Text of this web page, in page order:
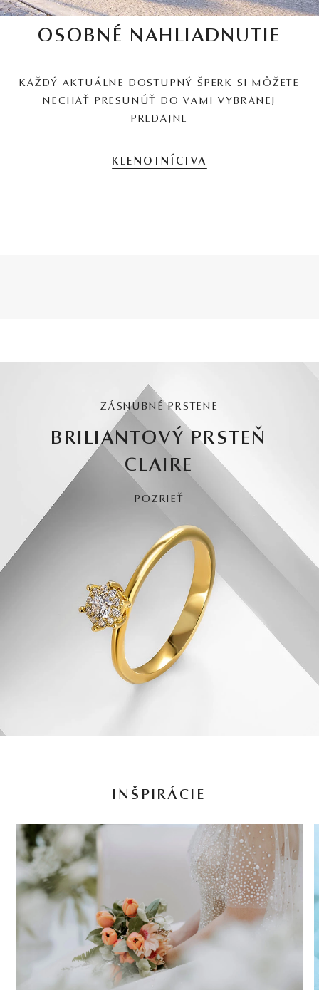
OSOBNÉ NAHLIADNUTIE
KAŽDÝ AKTUÁLNE DOSTUPNÝ ŠPERK SI MÔŽETE
NECHAŤ PRESUNÚŤ DO VAMI VYBRANEJ
PREDAJNE
KLENOTNÍCTVA
ZÁSNUBNÉ PRSTENE
BRILIANTOVÝ PRSTEŇ
CLAIRE
POZRIEŤ
INŠPIRÁCIE